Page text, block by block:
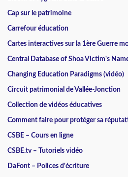
Cap sur le patrimoine
Carrefour éducation
Cartes interactives sur la 1ère Guerre
Central Database of Shoa Victim's
Changing Education Paradigms (vidéo)
Circuit patrimonial de Vallée-Jonction
Collection de vidéos éducatives
Comment faire pour protéger sa
CSBE – Cours en ligne
CSBE.tv – Tutoriels vidéo
DaFont – Polices d'écriture